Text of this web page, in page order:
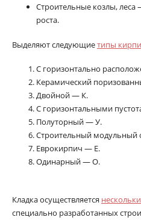
Строительные козлы,
роста.
Выделяют следующиетипы
С горизонтально
Керамический
Двойной — К.
С горизонтальными
Полуторный — У.
Строительный
Еврокирпич — Е.
Одинарный — О.
Кладка осуществляется
специально разработанных